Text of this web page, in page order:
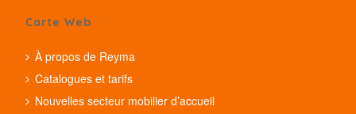
Carte Web
À propos de Reyma
Catalogues et tarifs
Nouvelles secteur mobilier d’accueil